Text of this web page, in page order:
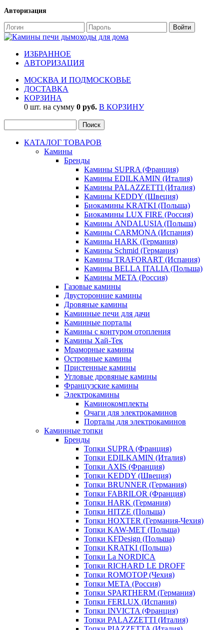
Авторизация
ИЗБРАННОЕ
АВТОРИЗАЦИЯ
МОСКВА И ПОДМОСКОВЬЕ
ДОСТАВКА
КОРЗИНА
0 шт. на сумму 0 руб. В КОРЗИНУ
КАТАЛОГ ТОВАРОВ
Камины
Бренды
Камины SUPRA (Франция)
Камины EDILKAMIN (Италия)
Камины PALAZZETTI (Италия)
Камины KEDDY (Швеция)
Биокамины KRATKI (Польша)
Биокамины LUX FIRE (Россия)
Камины ANDALUSIA (Польша)
Камины CARMONA (Испания)
Камины HARK (Германия)
Камины Schmid (Германия)
Камины TRAFORART (Испания)
Камины BELLA ITALIA (Польша)
Камины МЕТА (Россия)
Газовые камины
Двусторонние камины
Дровяные камины
Каминные печи для дачи
Каминные порталы
Камины с контуром отопления
Камины Хай-Тек
Мраморные камины
Островные камины
Пристенные камины
Угловые дровяные камины
Французские камины
Электрокамины
Каминокомплекты
Очаги для электрокаминов
Порталы для электрокаминов
Каминные топки
Бренды
Топки SUPRA (Франция)
Топки EDILKAMIN (Италия)
Топки AXIS (Франция)
Топки KEDDY (Швеция)
Топки BRUNNER (Германия)
Топки FABRILOR (Франция)
Топки HARK (Германия)
Топки HITZE (Польша)
Топки HOXTER (Германия-Чехия)
Топки KAW-MET (Польша)
Топки KFDesign (Польша)
Топки KRATKI (Польша)
Топки La NORDICA
Топки RICHARD LE DROFF
Топки ROMOTOP (Чехия)
Топки МЕТА (Россия)
Топки SPARTHERM (Германия)
Топки FERLUX (Испания)
Топки INVICTA (Франция)
Топки PALAZZETTI (Италия)